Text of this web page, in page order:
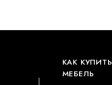
КАК КУПИТЬ
МЕБЕЛЬ